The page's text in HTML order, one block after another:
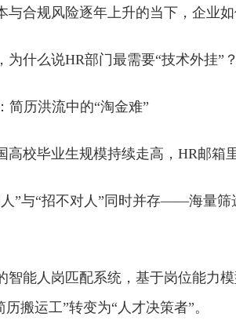
与合规风险逐年上升的当下，企业
为什么说HR部门最需要“技术外挂”？
简历洪流中的“淘金难”
高校毕业生规模持续走高，HR邮箱
”与“招不对人”同时并存——海量
智能人岗匹配系统，基于岗位能力
搬运工”转变为“人才决策者”。